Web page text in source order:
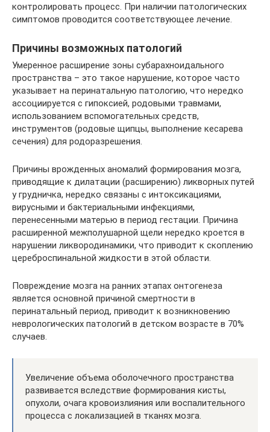
контролировать процесс. При наличии патологических
симптомов проводится соответствующее лечение.
Причины возможных патологий
Умеренное расширение зоны субарахноидального
пространства – это такое нарушение, которое часто
указывает на перинатальную патологию, что нередко
ассоциируется с гипоксией, родовыми травмами,
использованием вспомогательных средств,
инструментов (родовые щипцы, выполнение кесарева
сечения) для родоразрешения.
Причины врожденных аномалий формирования мозга,
приводящие к дилатации (расширению) ликворных путей
у грудничка, нередко связаны с интоксикациями,
вирусными и бактериальными инфекциями,
перенесенными матерью в период гестации. Причина
расширенной межполушарной щели нередко кроется в
нарушении ликвородинамики, что приводит к скоплению
цереброспинальной жидкости в этой области.
Повреждение мозга на ранних этапах онтогенеза
является основной причиной смертности в
перинатальный период, приводит к возникновению
неврологических патологий в детском возрасте в 70%
случаев.
Увеличение объема оболочечного пространства
развивается вследствие формирования кисты,
опухоли, очага кровоизлияния или воспалительного
процесса с локализацией в тканях мозга.